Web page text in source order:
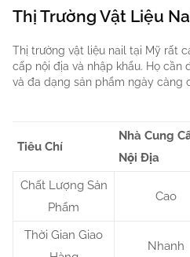
Thị Trường Vật Liệu
Thị trường vật liệu nail tại Mỹ rất
cấp nội địa và nhập khẩu. Họ cần
và đa dạng sản phẩm ngày càng
Tiêu Chí
Nhà Cung
Nội Địa
Chất Lượng Sản
Phẩm
Cao
Thời Gian Giao
Nhanh